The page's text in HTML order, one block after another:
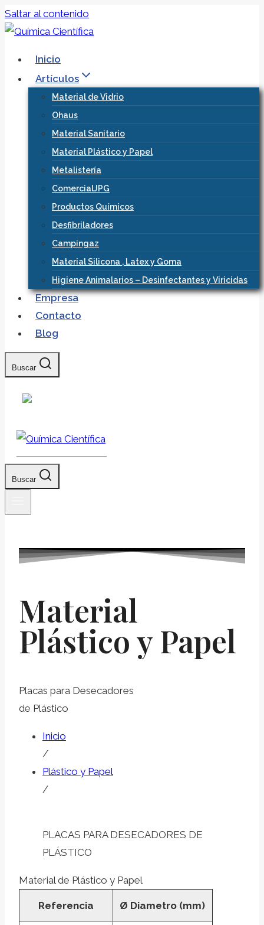
Saltar al contenido
Inicio
Artículos
Material de Vidrio
Ohaus
Material Sanitario
Material Plástico y Papel
Metalistería
ComercialJPG
Productos Químicos
Desfibriladores
Campingaz
Material Silicona , Latex y Goma
Higiene Animalarios – Desinfectantes y Viricidas
Empresa
Contacto
Blog
Buscar
Buscar
Material
Plástico y Papel
Placas para Desecadores
de Plástico
Inicio
/
Plástico y Papel
/
PLACAS PARA DESECADORES DE
PLÁSTICO
Material de Plástico y Papel
Referencia Ø Diametro (mm)